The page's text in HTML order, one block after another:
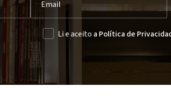
Li e aceito a Política de